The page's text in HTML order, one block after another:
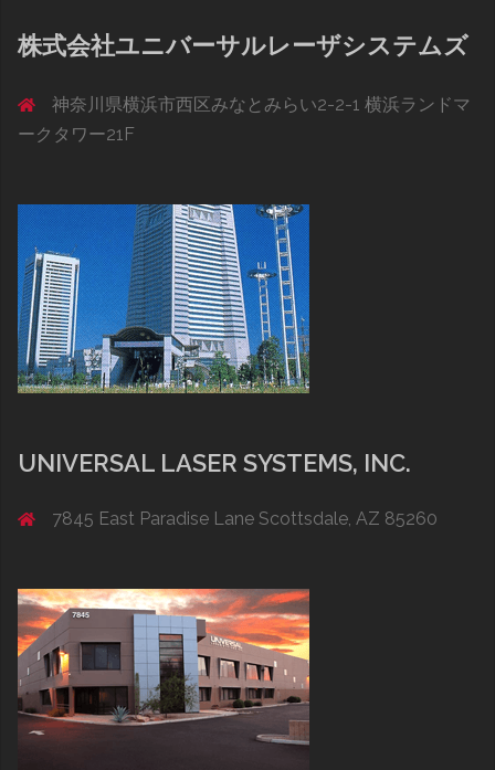
株式会社ユニバーサルレーザシステムズ
神奈川県横浜市西区みなとみらい2-2-1 横浜ランドマ
ークタワー21F
UNIVERSAL LASER SYSTEMS, INC.
7845 East Paradise Lane Scottsdale, AZ 85260